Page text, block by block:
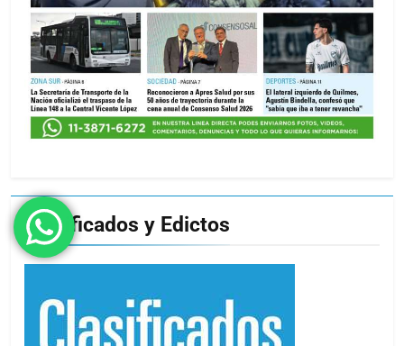
Clasificados y Edictos